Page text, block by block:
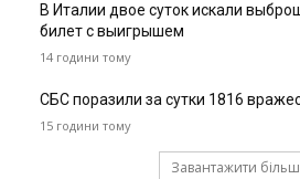
В Италии двое суток искали
билет с выигрышем
14 години тому
СБС поразили за сутки 1816
15 години тому
Завантажити